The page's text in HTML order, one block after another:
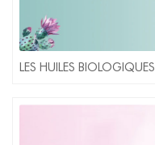
LES HUILES BIOLOGIQUES